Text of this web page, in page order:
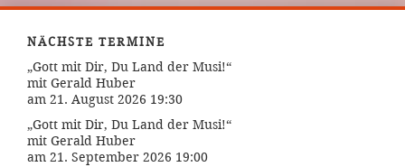
NÄCHSTE TERMINE
„Gott mit Dir, Du Land der Musi!“
mit Gerald Huber
am 21. August 2026 19:30
„Gott mit Dir, Du Land der Musi!“
mit Gerald Huber
am 21. September 2026 19:00